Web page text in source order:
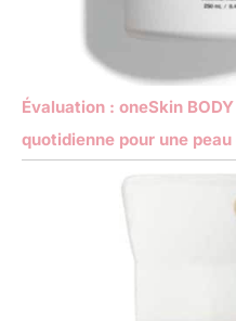
Évaluation : oneSkin
quotidienne pour une